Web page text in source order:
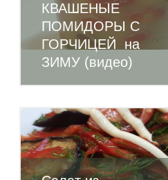
КВАШЕНЫЕ
ПОМИДОРЫ С
ГОРЧИЦЕЙ на
ЗИМУ (видео)